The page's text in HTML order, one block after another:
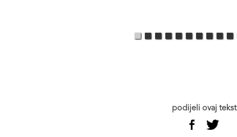
podijeli ovaj tekst